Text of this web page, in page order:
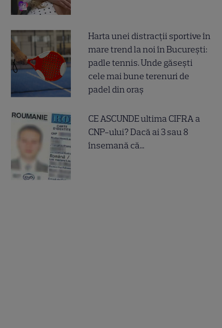
Harta unei distracții sportive în
mare trend la noi în București:
padle tennis. Unde găsești
cele mai bune terenuri de
padel din oraș
CE ASCUNDE ultima CIFRA a
CNP-ului? Dacă ai 3 sau 8
însemană că...